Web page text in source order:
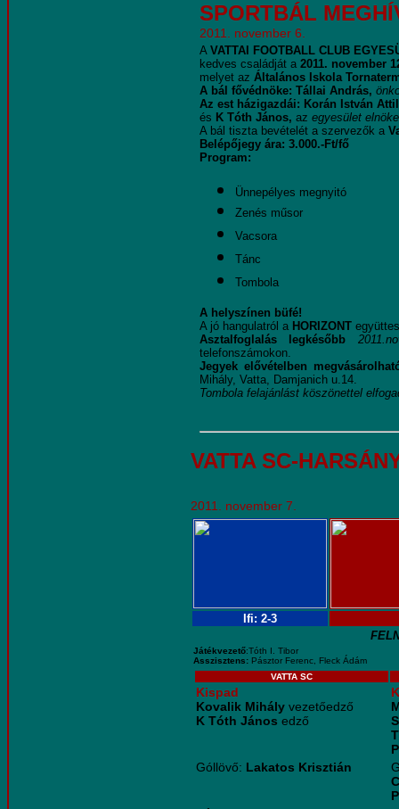
SPORTBÁL
2011. november 6.
A VATTAI FOOTBALL CLUB
kedves családját a 2011. november
melyet az Általános Iskola
A bál fővédnöke: Tállai András,
Az est házigazdái: Korán István
és K Tóth János, az egyesület elnöke
A bál tiszta bevételét a szervezők a
Belépőjegy ára: 3.000.-Ft/fő
Program:
Ünnepélyes megnyitó
Zenés műsor
Vacsora
Tánc
Tombola
A helyszínen büfé!
A jó hangulatról a HORIZONT
Asztalfoglalás legkésőbb
telefonszámokon.
Jegyek elővételben
Mihály, Vatta, Damjanich u.14.
Tombola felajánlást köszönettel
VATTA SC-
2011. november 7.
Ifi: 2-3
Játékvezető:Tóth I. Tibor
Asszisztens: Pásztor Ferenc, Fleck Ádám
VATTA SC
Kispad
Kovalik Mihály vezetőedző
K Tóth János edző
Góllövő: Lakatos Krisztián